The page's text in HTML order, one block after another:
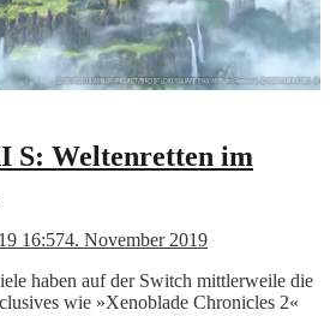
S: Weltenretten im
16:574. November 2019
haben auf der Switch mittlerweile die
wie »Xenoblade Chronicles 2«